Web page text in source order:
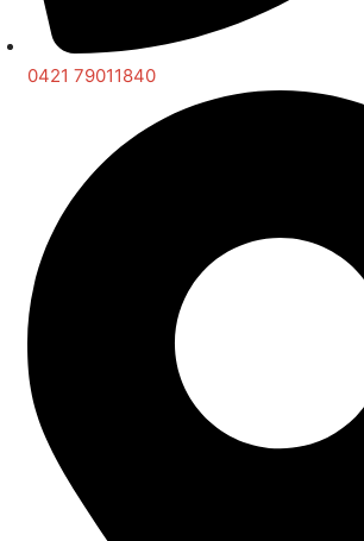
0421 79011840